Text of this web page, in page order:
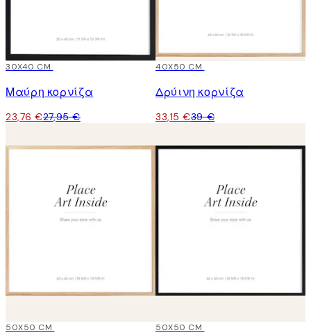
15%*
30X40 CM
Μαύρη κορνίζα
23,76 €27,95 €
15%*
40X50 CM
Δρύινη κορνίζα
33,15 €39 €
15%*
50X50 CM 15%*
50X50 CM